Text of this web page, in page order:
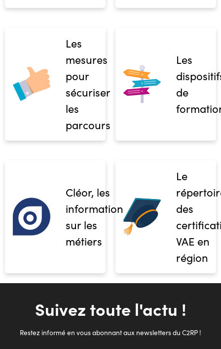
Les
mesures
pour
sécuriser
les
parcours
Les
de
Cléor, les
informations
sur les
métiers
Le
des
VAE en
région
Suivez toute l'actu !
Restez informé en vous abonnant aux newsletters du C2RP !